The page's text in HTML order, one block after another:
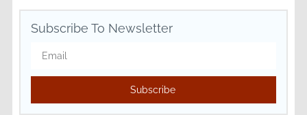
Subscribe To Newsletter
Subscribe